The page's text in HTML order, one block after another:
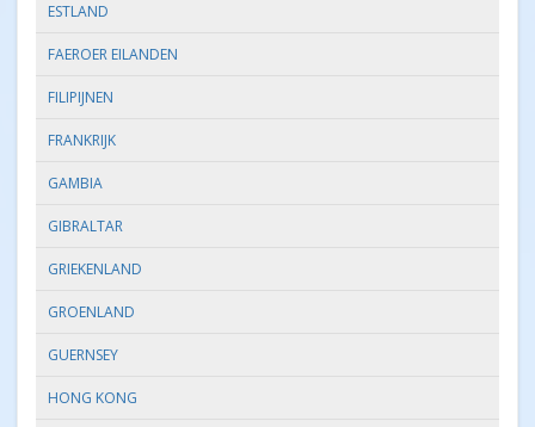
ESTLAND
FAEROER EILANDEN
FILIPIJNEN
FRANKRIJK
GAMBIA
GIBRALTAR
GRIEKENLAND
GROENLAND
GUERNSEY
HONG KONG